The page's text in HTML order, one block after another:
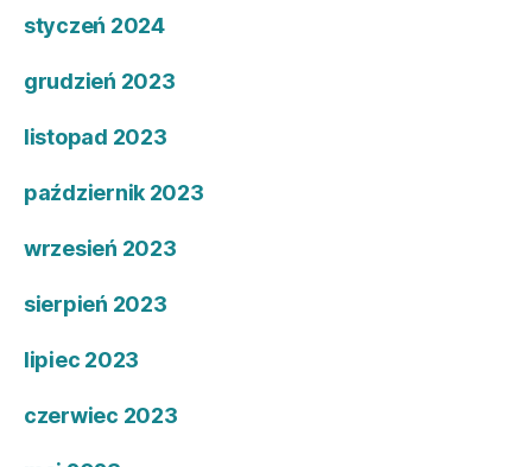
styczeń 2024
grudzień 2023
listopad 2023
październik 2023
wrzesień 2023
sierpień 2023
lipiec 2023
czerwiec 2023